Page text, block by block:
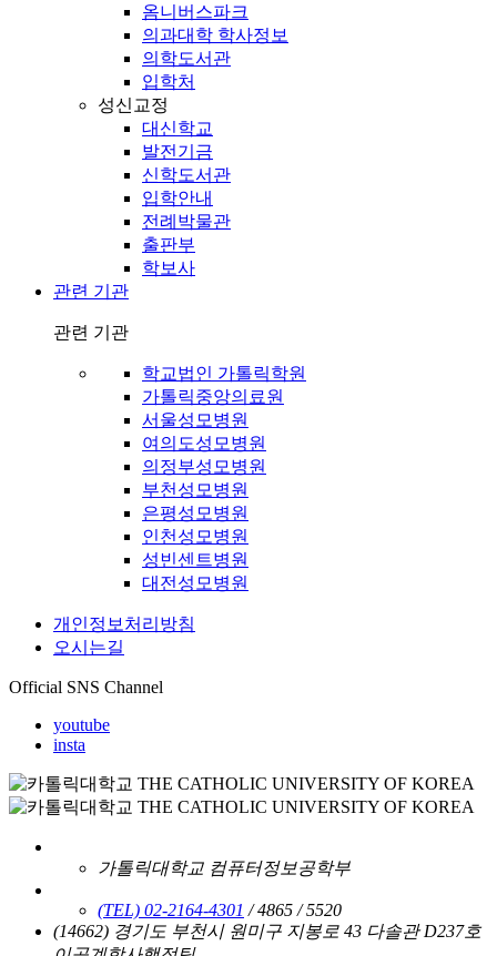
옴니버스파크
의과대학 학사정보
의학도서관
입학처
성신교정
대신학교
발전기금
신학도서관
입학안내
전례박물관
출판부
학보사
관련 기관
관련 기관
학교법인 가톨릭학원
가톨릭중앙의료원
서울성모병원
여의도성모병원
의정부성모병원
부천성모병원
은평성모병원
인천성모병원
성빈센트병원
대전성모병원
개인정보처리방침
오시는길
Official SNS Channel
youtube
insta
가톨릭대학교 컴퓨터정보공학부
(TEL) 02-2164-4301 / 4865 / 5520
(14662) 경기도 부천시 원미구 지봉로 43 다솔관 D237호